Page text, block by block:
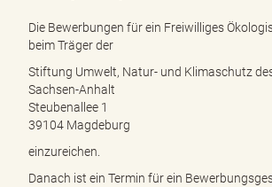
Die Bewerbungen für ein Freiwilliges
beim Träger der
Stiftung Umwelt, Natur- und Klimaschutz
Sachsen-Anhalt
Steubenallee 1
39104 Magdeburg
einzureichen.
Danach ist ein Termin für ein